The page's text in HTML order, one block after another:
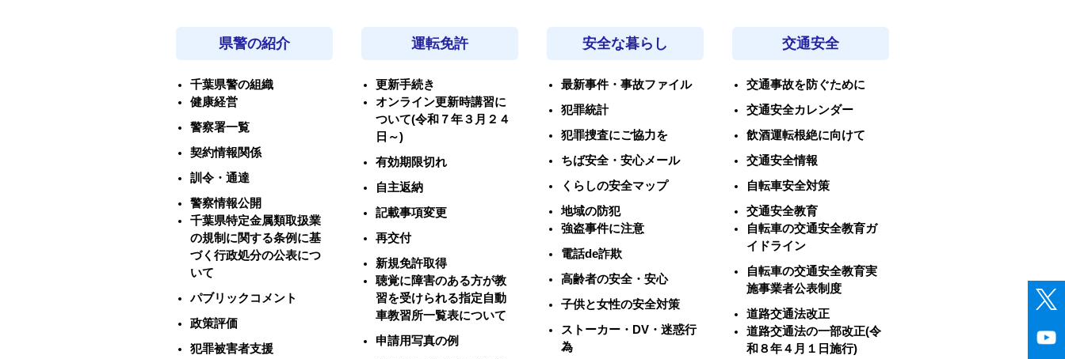
県警の紹介
千葉県警の組織
健康経営
警察署一覧
契約情報関係
訓令・通達
警察情報公開
千葉県特定金属類取扱業
の規制に関する条例に基
づく行政処分の公表につ
いて
パブリックコメント
政策評価
犯罪被害者支援
運転免許
更新手続き
オンライン更新時講習に
ついて(令和７年３月２４
日～)
有効期限切れ
自主返納
記載事項変更
再交付
新規免許取得
聴覚に障害のある方が教
習を受けられる指定自動
車教習所一覧表について
申請用写真の例
安全な暮らし
最新事件・事故ファイル
犯罪統計
犯罪捜査にご協力を
ちば安全・安心メール
くらしの安全マップ
地域の防犯
強盗事件に注意
電話de詐欺
高齢者の安全・安心
子供と女性の安全対策
ストーカー・DV・迷惑行
為
交通安全
交通事故を防ぐために
交通安全カレンダー
飲酒運転根絶に向けて
交通安全情報
自転車安全対策
交通安全教育
自転車の交通安全教育ガ
イドライン
自転車の交通安全教育実
施事業者公表制度
道路交通法改正
道路交通法の一部改正(令
和８年４月１日施行)